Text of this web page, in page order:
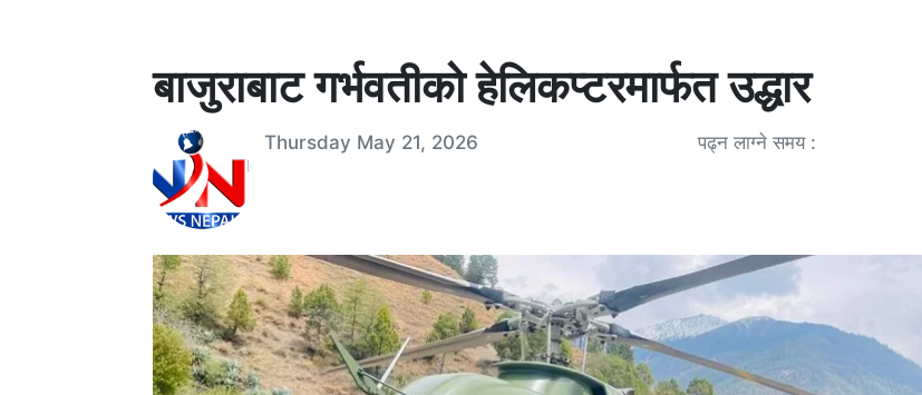
बाजुराबाट गर्भवतीको हेलिकप्टरमार्फत उद्धार
Thursday May 21, 2026 पढ्न लाग्ने समय :